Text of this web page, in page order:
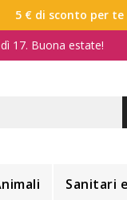
5 € di sconto per te
17. Buona estate!
Sanitari